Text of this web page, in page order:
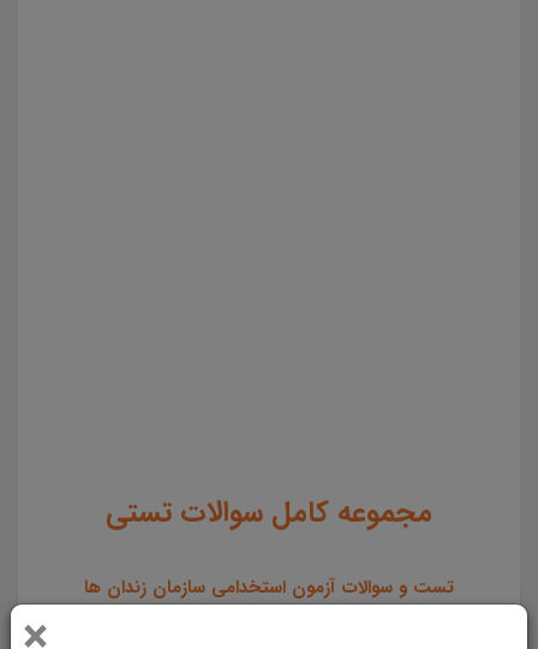
مجموعه کامل سوالات تستی
تست و سوالات آزمون استخدامی سازمان زندان ها